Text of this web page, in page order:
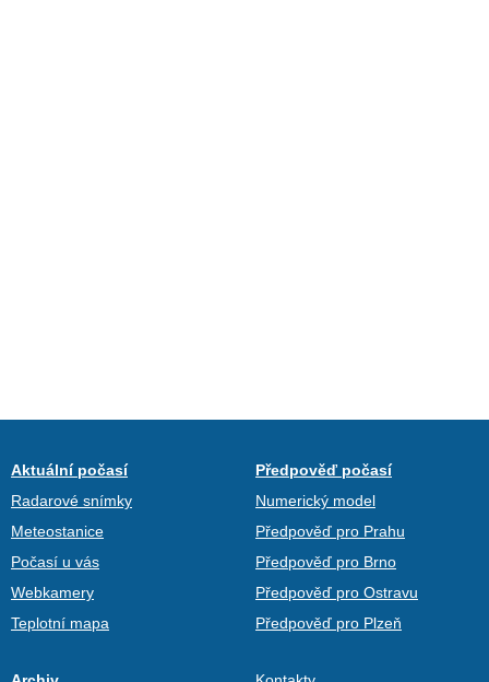
Aktuální počasí
Radarové snímky
Meteostanice
Počasí u vás
Webkamery
Teplotní mapa
Předpověď počasí
Numerický model
Předpověď pro Prahu
Předpověď pro Brno
Předpověď pro Ostravu
Předpověď pro Plzeň